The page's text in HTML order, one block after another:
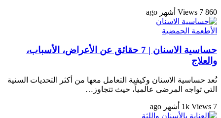
860 Views 7 أشهر ago
الأطعمة الحمضية
حساسية الاسنان | 7 حقائق عن الأعراض، الأسباب،
والعلاج
تُعد حساسية الاسنان وكيفية التعامل معها من أكثر التحديات السنية
التي تواجه المرضى عالمياً، حيث تتجاوز…
1k Views 7 أشهر ago